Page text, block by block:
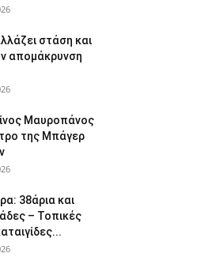
στάση και
απομάκρυνση
Μαυροπάνος
της Μπάγερ
38άρια και
– Τοπικές